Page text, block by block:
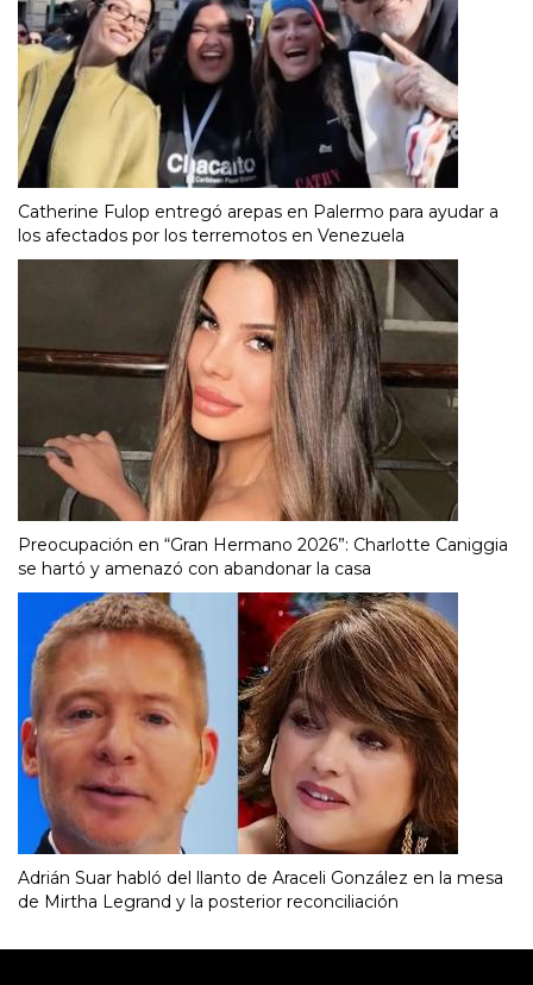
Catherine Fulop entregó arepas en Palermo para ayudar a
los afectados por los terremotos en Venezuela
Preocupación en “Gran Hermano 2026”: Charlotte Caniggia
se hartó y amenazó con abandonar la casa
Adrián Suar habló del llanto de Araceli González en la mesa
de Mirtha Legrand y la posterior reconciliación